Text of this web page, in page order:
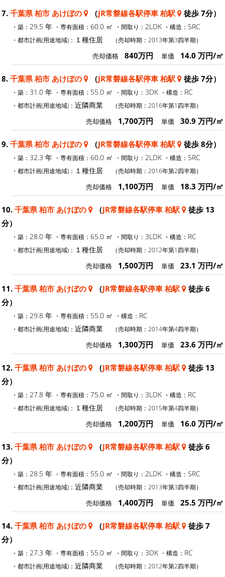
7. 千葉県 柏市 あけぼの （JR常磐線各駅停車 柏駅 徒歩 7分）
・築： 29.5 年 ・専有面積： 60.0 ㎡ ・間取り： 2LDK ・構造： SRC
・都市計画(用途地域)： １種住居 （売却時期：2013年第3四半期）
売却価格 840万円 単価 14.0 万円/㎡
8. 千葉県 柏市 あけぼの （JR常磐線各駅停車 柏駅 徒歩 7分）
・築： 31.0 年 ・専有面積： 55.0 ㎡ ・間取り： 3DK ・構造： RC
・都市計画(用途地域)： 近隣商業 （売却時期：2016年第1四半期）
売却価格 1,700万円 単価 30.9 万円/㎡
9. 千葉県 柏市 あけぼの （JR常磐線各駅停車 柏駅 徒歩 8分）
・築： 32.3 年 ・専有面積： 60.0 ㎡ ・間取り： 2LDK ・構造： SRC
・都市計画(用途地域)： １種住居 （売却時期：2016年第2四半期）
売却価格 1,100万円 単価 18.3 万円/㎡
10. 千葉県 柏市 あけぼの （JR常磐線各駅停車 柏駅
徒歩 13
分）
・築： 28.0 年 ・専有面積： 65.0 ㎡ ・間取り： 3LDK ・構造： RC
・都市計画(用途地域)： １種住居 （売却時期：2012年第1四半期）
売却価格 1,500万円 単価 23.1 万円/㎡
11. 千葉県 柏市 あけぼの （JR常磐線各駅停車 柏駅
徒歩 6
分）
・築： 29.8 年 ・専有面積： 55.0 ㎡ ・構造： RC
・都市計画(用途地域)： 近隣商業 （売却時期：2014年第4四半期）
売却価格 1,300万円 単価 23.6 万円/㎡
12. 千葉県 柏市 あけぼの （JR常磐線各駅停車 柏駅
徒歩 13
分）
・築： 27.8 年 ・専有面積： 75.0 ㎡ ・間取り： 3LDK ・構造： RC
・都市計画(用途地域)： １種住居 （売却時期：2015年第4四半期）
売却価格 1,200万円 単価 16.0 万円/㎡
13. 千葉県 柏市 あけぼの （JR常磐線各駅停車 柏駅
徒歩 6
分）
・築： 28.5 年 ・専有面積： 55.0 ㎡ ・間取り： 2LDK ・構造： SRC
・都市計画(用途地域)： 近隣商業 （売却時期：2013年第3四半期）
売却価格 1,400万円 単価 25.5 万円/㎡
14. 千葉県 柏市 あけぼの （JR常磐線各駅停車 柏駅
徒歩 7
分）
・築： 27.3 年 ・専有面積： 55.0 ㎡ ・間取り： 3DK ・構造： RC
・都市計画(用途地域)： 近隣商業 （売却時期：2012年第2四半期）